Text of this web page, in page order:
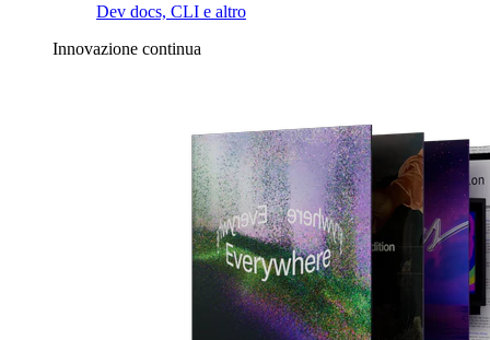
Dev docs, CLI e altro
Innovazione continua